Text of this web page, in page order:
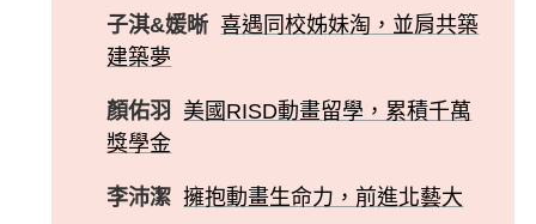
子淇&媛晰 喜遇同校姊妹淘，並肩共築
建築夢
顏佑羽
美國RISD動畫留學，累積千萬
獎學金
李沛潔 擁抱動畫生命力，前進北藝大